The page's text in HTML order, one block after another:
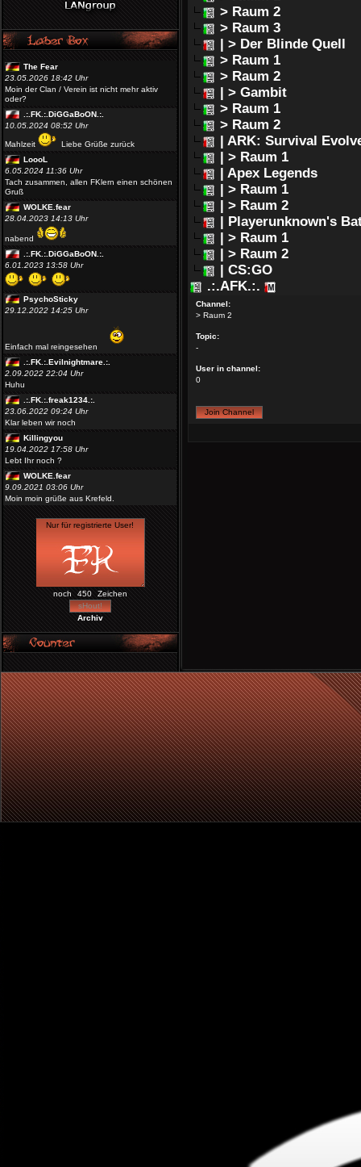
The Fear
23.05.2026 18:42 Uhr
Moin der Clan / Verein ist nicht mehr aktiv
oder?
.:.FK.:.DiGGaBoON.:.
10.05.2024 08:52 Uhr
Mahlzeit
Liebe Grüße zurück
LoooL
6.05.2024 11:36 Uhr
Tach zusammen, allen FKlern einen schönen
Gruß
WOLKE.fear
28.04.2023 14:13 Uhr
nabend
.:.FK.:.DiGGaBoON.:.
6.01.2023 13:58 Uhr
PsychoSticky
29.12.2022 14:25 Uhr
Einfach mal reingesehen
.:.FK.:.Evilnightmare.:.
2.09.2022 22:04 Uhr
Huhu
.:.FK.:.freak1234.:.
23.06.2022 09:24 Uhr
Klar leben wir noch
Killingyou
19.04.2022 17:58 Uhr
Lebt Ihr noch ?
WOLKE.fear
9.09.2021 03:06 Uhr
Moin moin grüße aus Krefeld.
noch Zeichen
Archiv
> Raum 2
> Raum 3
| > Der Blinde Quell
> Raum 1
> Raum 2
| > Gambit
> Raum 1
> Raum 2
| ARK: Survival
| > Raum 1
| Apex Legends
| > Raum 1
| > Raum 2
| Playerunknown's
| > Raum 1
| > Raum 2
| CS:GO
.:.AFK.:.
Channel:
> Raum 2
Topic:
-
User in channel:
0